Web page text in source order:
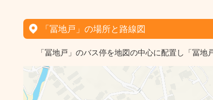
「冨地戸」の場所と路線図
「冨地戸」のバス停を地図の中心に配置し「冨地